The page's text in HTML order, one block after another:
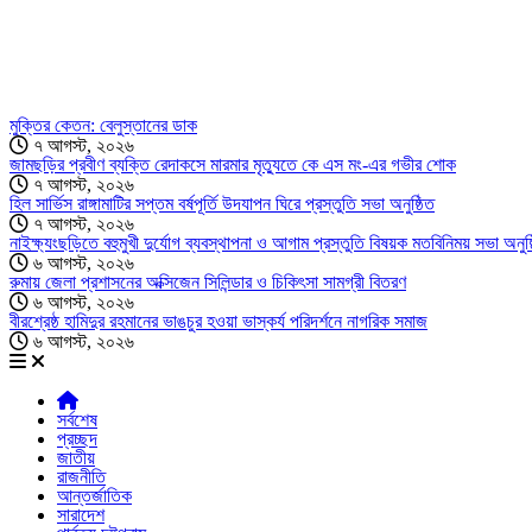
মুক্তির কেতন: বেলুস্তানের ডাক
৭ আগস্ট, ২০২৬
জামছড়ির প্রবীণ ব্যক্তি রেদাকসে মারমার মৃত্যুতে কে এস মং-এর গভীর শোক
৭ আগস্ট, ২০২৬
হিল সার্ভিস রাঙ্গামাটির সপ্তম বর্ষপূর্তি উদযাপন ঘিরে প্রস্তুতি সভা অনুষ্ঠিত
৭ আগস্ট, ২০২৬
নাইক্ষ্যংছড়িতে বহুমুখী দুর্যোগ ব্যবস্থাপনা ও আগাম প্রস্তুতি বিষয়ক মতবিনিময় সভা
৬ আগস্ট, ২০২৬
রুমায় জেলা প্রশাসনের অক্সিজেন সিলিন্ডার ও চিকিৎসা সামগ্রী বিতরণ
৬ আগস্ট, ২০২৬
বীরশ্রেষ্ঠ হামিদুর রহমানের ভাঙচুর হওয়া ভাস্কর্য পরিদর্শনে নাগরিক সমাজ
৬ আগস্ট, ২০২৬
সর্বশেষ
প্রচ্ছদ
জাতীয়
রাজনীতি
আন্তর্জাতিক
সারাদেশ